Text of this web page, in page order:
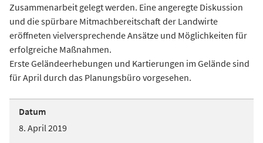
Zusammenarbeit gelegt werden. Eine angeregte Diskussion
und die spürbare Mitmachbereitschaft der Landwirte
eröffneten vielversprechende Ansätze und Möglichkeiten für
erfolgreiche Maßnahmen.
Erste Geländeerhebungen und Kartierungen im Gelände sind
für April durch das Planungsbüro vorgesehen.
Datum
8. April 2019